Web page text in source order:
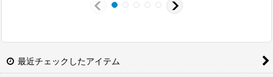
最近チェックしたアイテム